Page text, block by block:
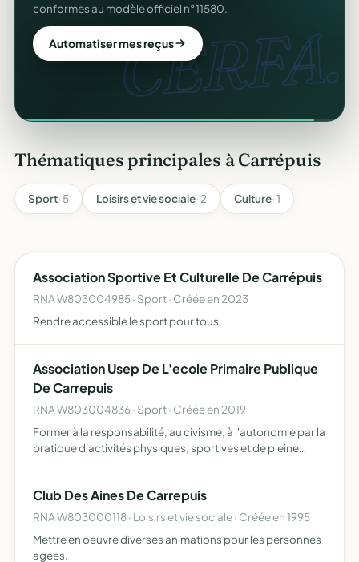
CERFA.
conformes au modèle officiel n°11580.
Automatiser mes reçus
Thématiques principales à Carrépuis
Sport· 5 Loisirs et vie sociale· 2 Culture· 1
Association Sportive Et Culturelle De Carrépuis
RNA W803004985 · Sport · Créée en 2023
Rendre accessible le sport pour tous
Association Usep De L'ecole Primaire Publique
De Carrepuis
RNA W803004836 · Sport · Créée en 2019
Former à la responsabilité, au civisme, à l'autonomie par la
pratique d'activités physiques, sportives et de pleine
Club Des Aines De Carrepuis
RNA W803000118 · Loisirs et vie sociale · Créée en 1995
Mettre en oeuvre diverses animations pour les personnes
agees.